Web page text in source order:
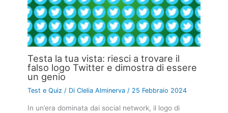
Testa la tua vista: riesci a trovare il
falso logo Twitter e dimostra di essere
un genio
Test e Quiz / DiClelia Alminerva / 25 Febbraio 2024
In un’era dominata dai social network, il logo di